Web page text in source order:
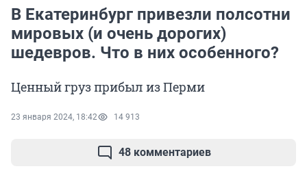
В Екатеринбург привезли полсотни
мировых (и очень дорогих)
шедевров. Что в них особенного?
Ценный груз прибыл из Перми
23 января 2024, 18:42 14 913
48 комментариев